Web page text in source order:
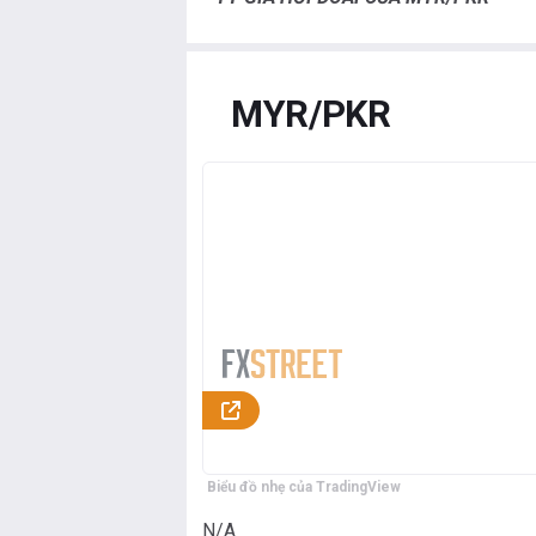
MYR/PKR
Biểu đồ nhẹ của TradingView
N/A